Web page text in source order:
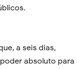
a seis dias,
absoluto para